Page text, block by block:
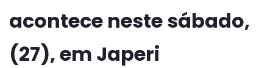
acontece neste sábado,
(27), em Japeri